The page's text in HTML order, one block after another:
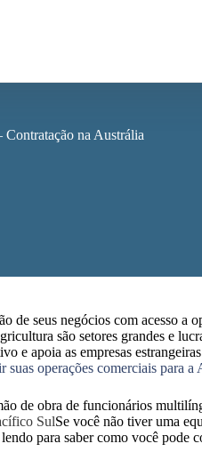
na Austrália
de seus negócios com acesso a
são setores grandes e
e apoia as empresas
suas operações comerciais para a
de obra de funcionários
SulSe você não tiver uma
para saber como você pode